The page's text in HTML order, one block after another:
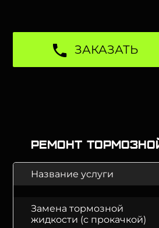
ЗАКАЗАТЬ
Ремонт
Название услуги
Замена тормозной
жидкости (с прокачкой)